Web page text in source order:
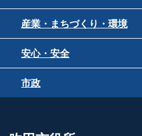
産業・まちづくり・環境
安心・安全
市政